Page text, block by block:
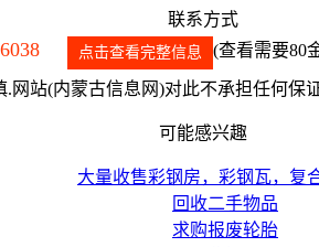
联系方式
点击查看完整信息 (查看需要80
网站(内蒙古信息网)对此不承担任何保
可能感兴趣
大量收售彩钢房，彩钢瓦，复
回收二手物品
求购报废轮胎